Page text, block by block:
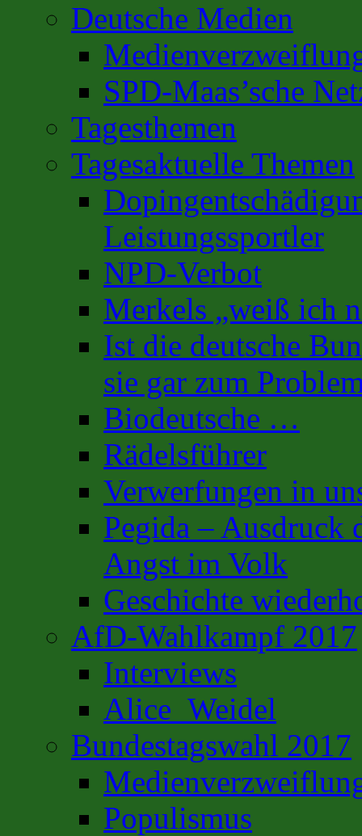
Deutsche Medien
SPD-Maas’sche
Tagesthemen
Tagesaktuelle Themen
Leistungssportler
NPD-Verbot
Merkels „weiß ich
Ist die deutsche
sie gar zum
Biodeutsche …
Rädelsführer
Verwerfungen in
Pegida – Ausdruck
Angst im Volk
Geschichte
AfD-Wahlkampf 2017
Interviews
Alice_Weidel
Bundestagswahl 2017
Populismus